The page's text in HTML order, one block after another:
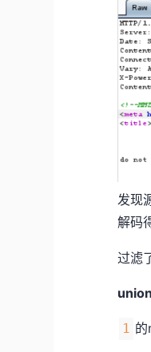
发现
解码
过滤
1